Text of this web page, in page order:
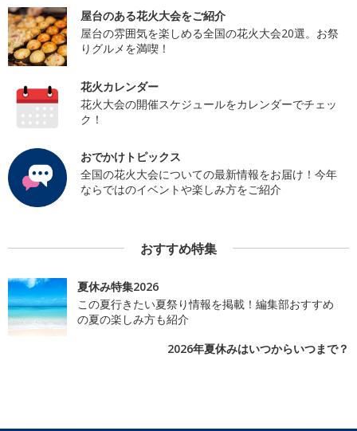
屋台のある花火大会をご紹介
屋台の雰囲気を楽しめる全国の花火大会20選。お祭
りグルメを満喫！
花火カレンダー
花火大会の開催スケジュールをカレンダーでチェッ
ク！
おでかけトピックス
全国の花火大会についての最新情報をお届け！今年
ならではのイベントや楽しみ方をご紹介
おすすめ特集
夏休み特集2026
この夏行きたい夏祭り情報を掲載！編集部おすすめ
の夏の楽しみ方も紹介
2026年夏休みはいつからいつまで？